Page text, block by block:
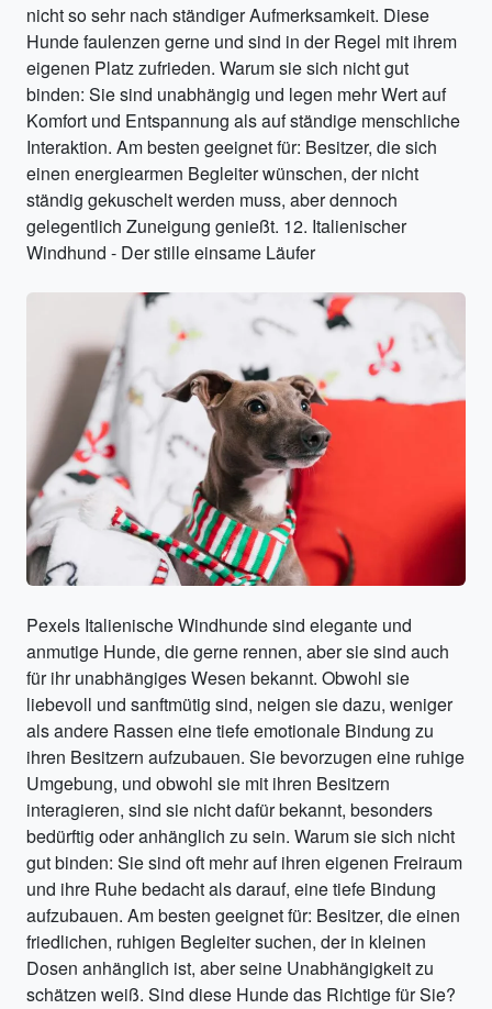
nicht so sehr nach ständiger Aufmerksamkeit. Diese
Hunde faulenzen gerne und sind in der Regel mit ihrem
eigenen Platz zufrieden. Warum sie sich nicht gut
binden: Sie sind unabhängig und legen mehr Wert auf
Komfort und Entspannung als auf ständige menschliche
Interaktion. Am besten geeignet für: Besitzer, die sich
einen energiearmen Begleiter wünschen, der nicht
ständig gekuschelt werden muss, aber dennoch
gelegentlich Zuneigung genießt. 12. Italienischer
Windhund - Der stille einsame Läufer
Pexels Italienische Windhunde sind elegante und
anmutige Hunde, die gerne rennen, aber sie sind auch
für ihr unabhängiges Wesen bekannt. Obwohl sie
liebevoll und sanftmütig sind, neigen sie dazu, weniger
als andere Rassen eine tiefe emotionale Bindung zu
ihren Besitzern aufzubauen. Sie bevorzugen eine ruhige
Umgebung, und obwohl sie mit ihren Besitzern
interagieren, sind sie nicht dafür bekannt, besonders
bedürftig oder anhänglich zu sein. Warum sie sich nicht
gut binden: Sie sind oft mehr auf ihren eigenen Freiraum
und ihre Ruhe bedacht als darauf, eine tiefe Bindung
aufzubauen. Am besten geeignet für: Besitzer, die einen
friedlichen, ruhigen Begleiter suchen, der in kleinen
Dosen anhänglich ist, aber seine Unabhängigkeit zu
schätzen weiß. Sind diese Hunde das Richtige für Sie?